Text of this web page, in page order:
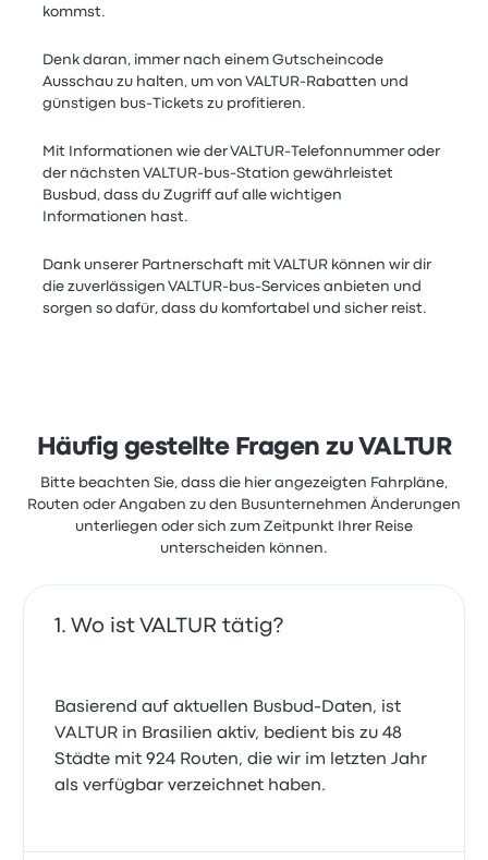
kommst.
Denk daran, immer nach einem Gutscheincode
Ausschau zu halten, um von VALTUR-Rabatten und
günstigen bus-Tickets zu profitieren.
Mit Informationen wie der VALTUR-Telefonnummer oder
der nächsten VALTUR-bus-Station gewährleistet
Busbud, dass du Zugriff auf alle wichtigen
Informationen hast.
Dank unserer Partnerschaft mit VALTUR können wir dir
die zuverlässigen VALTUR-bus-Services anbieten und
sorgen so dafür, dass du komfortabel und sicher reist.
Häufig gestellte Fragen zu VALTUR
Bitte beachten Sie, dass die hier angezeigten Fahrpläne,
Routen oder Angaben zu den Busunternehmen Änderungen
unterliegen oder sich zum Zeitpunkt Ihrer Reise
unterscheiden können.
Wo ist VALTUR tätig?
Basierend auf aktuellen Busbud-Daten, ist
VALTUR in Brasilien aktiv, bedient bis zu 48
Städte mit 924 Routen, die wir im letzten Jahr
als verfügbar verzeichnet haben.